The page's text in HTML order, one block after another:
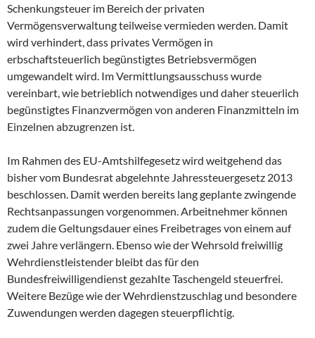
Schenkungsteuer im Bereich der privaten
Vermögensverwaltung teilweise vermieden werden. Damit
wird verhindert, dass privates Vermögen in
erbschaftsteuerlich begünstigtes Betriebsvermögen
umgewandelt wird. Im Vermittlungsausschuss wurde
vereinbart, wie betrieblich notwendiges und daher steuerlich
begünstigtes Finanzvermögen von anderen Finanzmitteln im
Einzelnen abzugrenzen ist.
Im Rahmen des EU-Amtshilfegesetz wird weitgehend das
bisher vom Bundesrat abgelehnte Jahressteuergesetz 2013
beschlossen. Damit werden bereits lang geplante zwingende
Rechtsanpassungen vorgenommen. Arbeitnehmer können
zudem die Geltungsdauer eines Freibetrages von einem auf
zwei Jahre verlängern. Ebenso wie der Wehrsold freiwillig
Wehrdienstleistender bleibt das für den
Bundesfreiwilligendienst gezahlte Taschengeld steuerfrei.
Weitere Bezüge wie der Wehrdienstzuschlag und besondere
Zuwendungen werden dagegen steuerpflichtig.